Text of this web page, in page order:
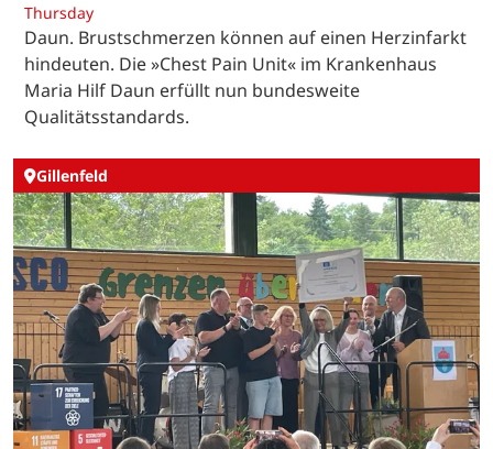
Thursday
Daun. Brustschmerzen können auf einen Herzinfarkt
hindeuten. Die »Chest Pain Unit« im Krankenhaus
Maria Hilf Daun erfüllt nun bundesweite
Qualitätsstandards.
Gillenfeld